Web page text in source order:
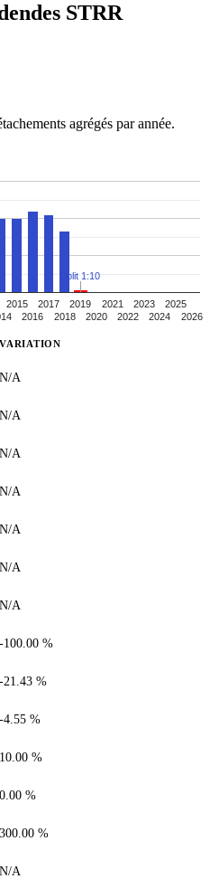
STRR
agrégés par année.
2015
2016
2017
2018
2019
2020
2021
2022
2023
2024
2025
2026
Split 1:10
VARIATION
N/A
N/A
N/A
N/A
N/A
N/A
N/A
-100.00 %
-21.43 %
-4.55 %
10.00 %
0.00 %
300.00 %
N/A